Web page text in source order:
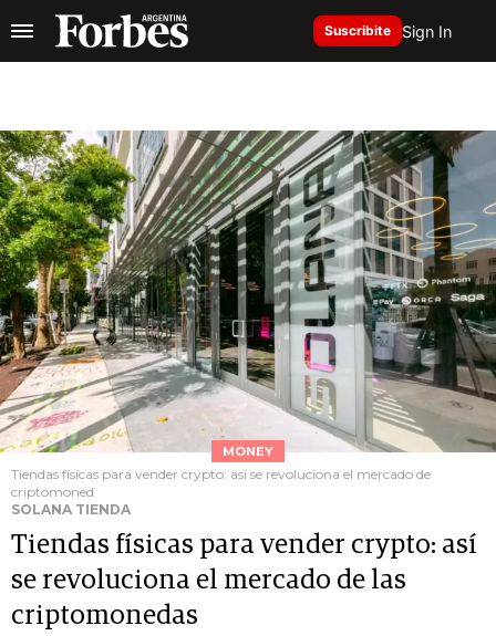
Suscribite Sign In
MONEY
Tiendas físicas para vender crypto: así se revoluciona el mercado de
criptomoned
SOLANA TIENDA
Tiendas físicas para vender crypto: así
se revoluciona el mercado de las
criptomonedas